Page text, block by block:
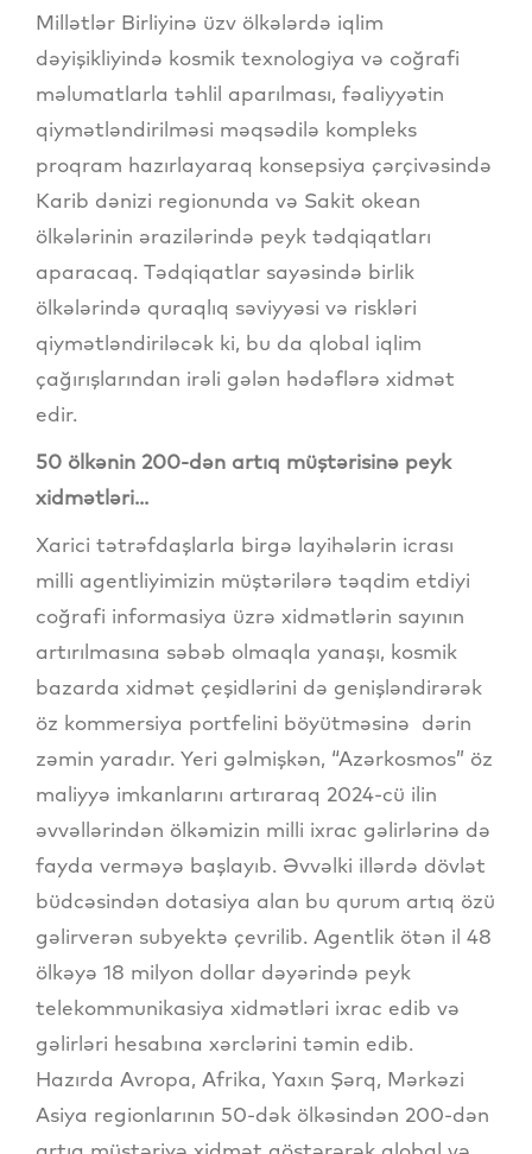
Millətlər Birliyinə üzv ölkələrdə iqlim
dəyişikliyində kosmik texnologiya və coğrafi
məlumatlarla təhlil aparılması, fəaliyyətin
qiymətləndirilməsi məqsədilə kompleks
proqram hazırlayaraq konsepsiya çərçivəsində
Karib dənizi regionunda və Sakit okean
ölkələrinin ərazilərində peyk tədqiqatları
aparacaq. Tədqiqatlar sayəsində birlik
ölkələrində quraqlıq səviyyəsi və riskləri
qiymətləndiriləcək ki, bu da qlobal iqlim
çağırışlarından irəli gələn hədəflərə xidmət
edir.
50 ölkənin 200-dən artıq müştərisinə peyk
xidmətləri...
Xarici tətrəfdaşlarla birgə layihələrin icrası
milli agentliyimizin müştərilərə təqdim etdiyi
coğrafi informasiya üzrə xidmətlərin sayının
artırılmasına səbəb olmaqla yanaşı, kosmik
bazarda xidmət çeşidlərini də genişləndirərək
öz kommersiya portfelini böyütməsinə dərin
zəmin yaradır. Yeri gəlmişkən, “Azərkosmos” öz
maliyyə imkanlarını artıraraq 2024-cü ilin
əvvəllərindən ölkəmizin milli ixrac gəlirlərinə də
fayda verməyə başlayıb. Əvvəlki illərdə dövlət
büdcəsindən dotasiya alan bu qurum artıq özü
gəlirverən subyektə çevrilib. Agentlik ötən il 48
ölkəyə 18 milyon dollar dəyərində peyk
telekommunikasiya xidmətləri ixrac edib və
gəlirləri hesabına xərclərini təmin edib.
Hazırda Avropa, Afrika, Yaxın Şərq, Mərkəzi
Asiya regionlarının 50-dək ölkəsindən 200-dən